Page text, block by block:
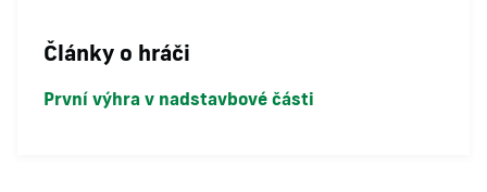
Články o hráči
První výhra v nadstavbové části